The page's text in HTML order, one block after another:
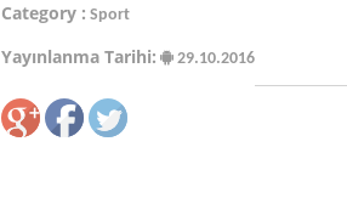
Category : Sport
Yayınlanma Tarihi: 29.10.2016